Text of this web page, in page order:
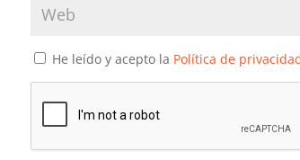
He leído y acepto la Política de